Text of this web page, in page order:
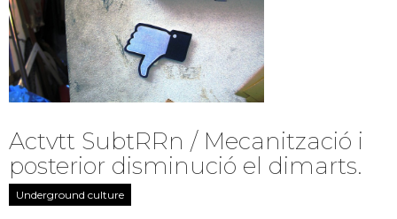
Actvtt SubtRRn / Mecanització i
posterior disminució el dimarts.
Underground culture